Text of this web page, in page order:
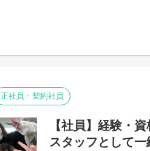
⇒障がい者の方々とは非
就労施設でのサービス管
・個別支援計画の作成一
・相談員、事業所支援員
・その他、付随する業務
正社員・契約社員
【社員】経験・
スタッフとして